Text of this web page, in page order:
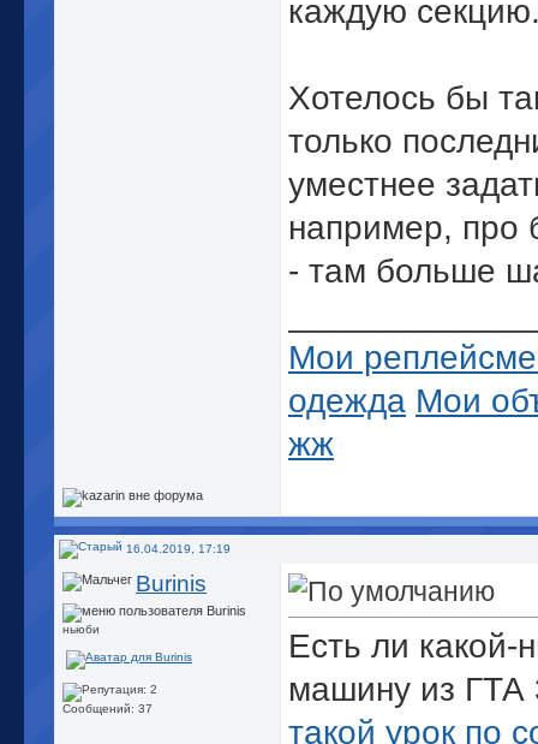
каждую
Хотелось бы
только
уместнее
например, про
- там больше
Мои
одежда Мои
жж
16.04.2019, 17:19
Burinis
ньюби
Сообщений: 37
Есть ли какой-
машину из ГТА
такой урок по